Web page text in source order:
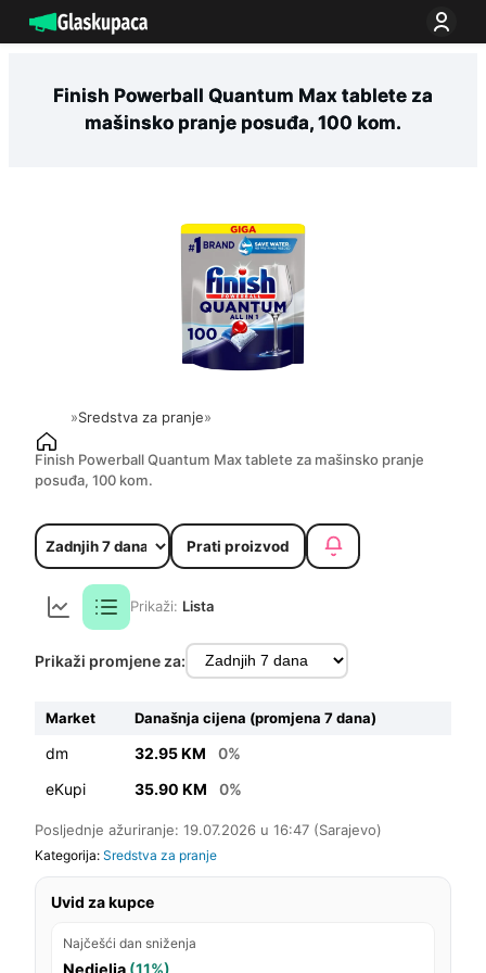
na
Finish Powerball Quantum Max tablete za
mašinsko pranje posuđa, 100 kom.
»Sredstva za pranje»
Finish Powerball Quantum Max tablete za mašinsko pranje
posuđa, 100 kom.
Prati proizvod
Prikaži: Lista
Prikaži promjene za:
Market Današnja cijena (promjena 7 dana)
dm 32.95 KM
0%
eKupi
35.90 KM 0%
Posljednje ažuriranje: 19.07.2026 u 16:47 (Sarajevo)
Kategorija: Sredstva za pranje
Uvid za kupce
Najčešći dan sniženja
Nedjelja (11%)